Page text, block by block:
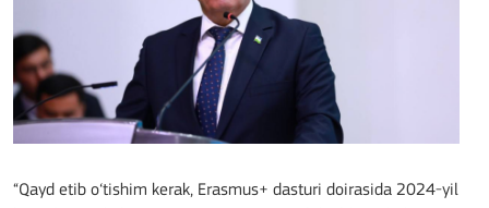
“Qayd etib o‘tishim kerak, Erasmus+ dasturi doirasida 2024-yil